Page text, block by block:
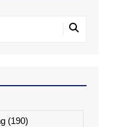
(190)